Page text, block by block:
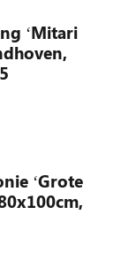
‘Mitari
‘Grote